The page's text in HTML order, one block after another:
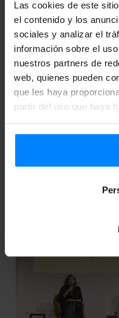
Las cookies de este
el contenido y los
sociales y analizar el
información sobre el
nuestros partners de
web, quienes pueden
que les haya
partir del uso que haya
22
Oct 2025
WOMEX 2025:
Tampere